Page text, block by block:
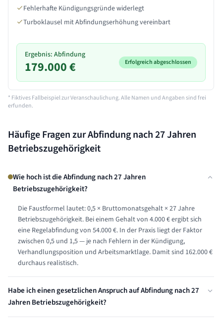
Fehlerhafte Kündigungsgründe widerlegt
Turboklausel mit Abfindungserhöhung vereinbart
Ergebnis: Abfindung
179.000 € Erfolgreich abgeschlossen
* Fiktives Fallbeispiel zur Veranschaulichung. Alle Namen und Angaben sind frei
erfunden.
Häufige Fragen zur Abfindung nach27 Jahren
Betriebszugehörigkeit
Wie hoch ist die Abfindung nach 27 Jahren
Betriebszugehörigkeit?
Die Faustformel lautet: 0,5 × Bruttomonatsgehalt × 27 Jahre
Betriebszugehörigkeit. Bei einem Gehalt von 4.000 € ergibt sich
eine Regelabfindung von 54.000 €. In der Praxis liegt der Faktor
zwischen 0,5 und 1,5 — je nach Fehlern in der Kündigung,
Verhandlungsposition und Arbeitsmarktlage. Damit sind 162.000 €
durchaus realistisch.
Habe ich einen gesetzlichen Anspruch auf Abfindung nach 27
Jahren Betriebszugehörigkeit?